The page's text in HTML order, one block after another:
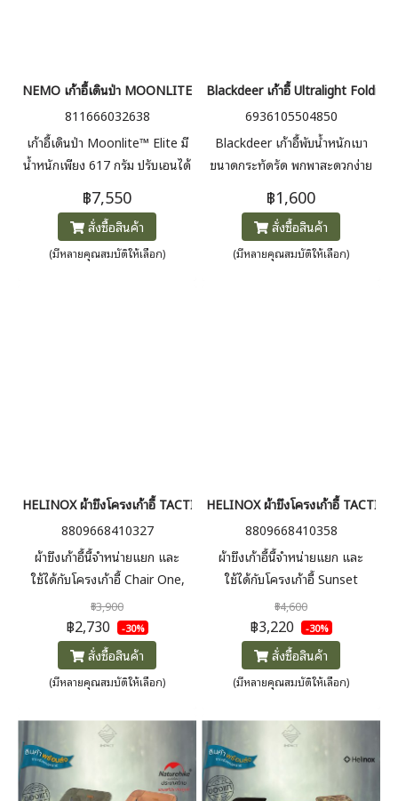
NEMO เก้าอี้เดินป่า MOONLITE ELITE RECLINING CAMP CHAIR
811666032638
เก้าอี้เดินป่า Moonlite™ Elite มี
น้ำหนักเพียง 617 กรัม ปรับเอนได้
สะดวก เหมาะสำหรับเดินป่า ระบบ
ปรับเอนเชือกเส้นเล็กที่ผสมผสาน
HTP และ Dyneema® ซึ่งเป็น
฿7,550
สั่งซื้อสินค้า
(มีหลายคุณสมบัติให้เลือก)
Blackdeer เก้าอี้ Ultralight Folding
6936105504850
Blackdeer เก้าอี้พับน้ำหนักเบา
ขนาดกระทัดรัด พกพาสะดวกง่าย
สำหรับเก็บ
฿1,600
สั่งซื้อสินค้า
(มีหลายคุณสมบัติให้เลือก)
HELINOX ผ้าขึงโครงเก้าอี้ TACTICAL CHAIR ADVANCED SKIN
8809668410327
ผ้าขึงเก้าอี้นี้จำหน่ายแยก และ
ใช้ได้กับโครงเก้าอี้ Chair One,
Tactical Chair, and Chair One
Home Frame
฿3,900
฿2,730 -30%
สั่งซื้อสินค้า
(มีหลายคุณสมบัติให้เลือก)
HELINOX ผ้าขึงโครงเก้าอี้
8809668410358
ผ้าขึงเก้าอี้นี้จำหน่ายแยก และ
ใช้ได้กับโครงเก้าอี้ Sunset
Chair, Tactical Sunset Chair,
Sunset Chair Home, และ
Beach Chair
฿4,600
฿3,220 -30%
สั่งซื้อสินค้า
(มีหลายคุณสมบัติให้เลือก)